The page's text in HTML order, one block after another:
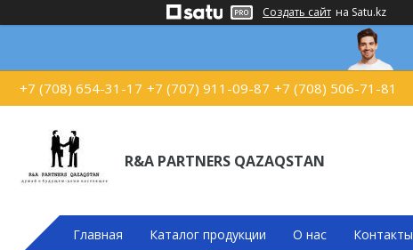
Создать сайт на Satu.kz
+7 (708) 654-31-17 +7 (707) 911-09-87 +7 (708) 506-71-81
R&A PARTNERS QAZAQSTAN
Главная Каталог продукции О нас Контакты